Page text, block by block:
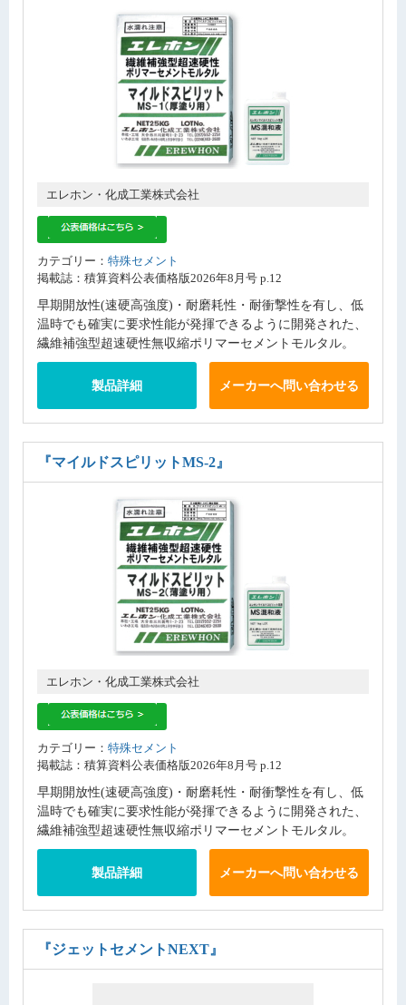
エレホン・化成工業株式会社
カテゴリー： 特殊セメント
掲載誌：積算資料公表価格版2026年8月号 p.12
早期開放性(速硬高強度)・耐磨耗性・耐衝撃性を有し、低
温時でも確実に要求性能が発揮できるように開発された、
繊維補強型超速硬性無収縮ポリマーセメントモルタル。
製品詳細 メーカーへ問い合わせる
『マイルドスピリットMS-2』
エレホン・化成工業株式会社
カテゴリー： 特殊セメント
掲載誌：積算資料公表価格版2026年8月号 p.12
早期開放性(速硬高強度)・耐磨耗性・耐衝撃性を有し、低
温時でも確実に要求性能が発揮できるように開発された、
繊維補強型超速硬性無収縮ポリマーセメントモルタル。
製品詳細 メーカーへ問い合わせる
『ジェットセメントNEXT』